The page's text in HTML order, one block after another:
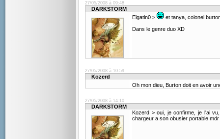
27/05/2008 à 09:48
DARKSTORM
Elgatin0 >
et tanya, colonel
Dans le genre duo XD
27/05/2008 à 10:59
Kozerd
Oh mon dieu, Burton doit en avoir
27/05/2008 à 14:10
DARKSTORM
Kozerd > oui, je confirme, je l'ai
chargeur a son obusier portable mdr